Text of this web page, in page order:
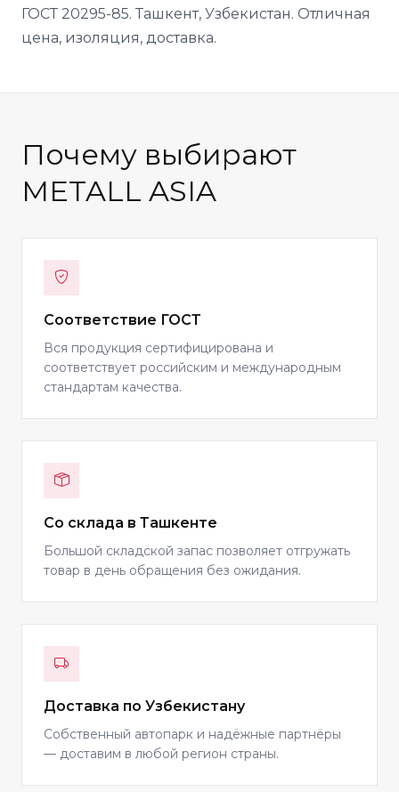
ГОСТ 20295-85. Ташкент, Узбекистан. Отличная
цена, изоляция, доставка.
Почему выбирают
METALL ASIA
Соответствие ГОСТ
Вся продукция сертифицирована и
соответствует российским и международным
стандартам качества.
Со склада в Ташкенте
Большой складской запас позволяет отгружать
товар в день обращения без ожидания.
Доставка по Узбекистану
Собственный автопарк и надёжные партнёры
— доставим в любой регион страны.